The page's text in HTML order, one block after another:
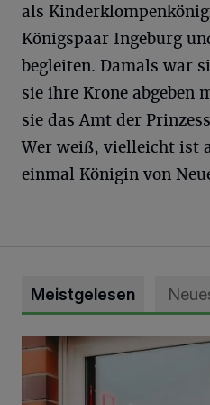
als
Königspaar Ingeburg
begleiten. Damals war
sie ihre Krone abgeben
sie das Amt der
Wer weiß, vielleicht ist
einmal Königin von
Meistgelesen
DRK Grevenbroich feiert